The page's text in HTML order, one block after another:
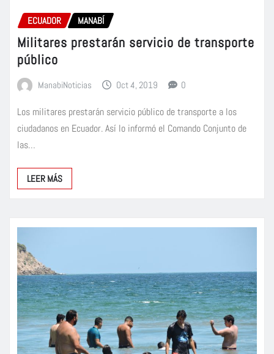
ECUADOR MANABÍ
Militares prestarán servicio de transporte
público
ManabiNoticias Oct 4, 2019 0
Los militares prestarán servicio público de transporte a los
ciudadanos en Ecuador. Así lo informó el Comando Conjunto de
las…
LEER MÁS